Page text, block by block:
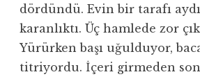
dördündü. Evin bir tarafı
karanlıktı. Üç hamlede zor
Yürürken başı uğulduyor,
titriyordu. İçeri girmeden